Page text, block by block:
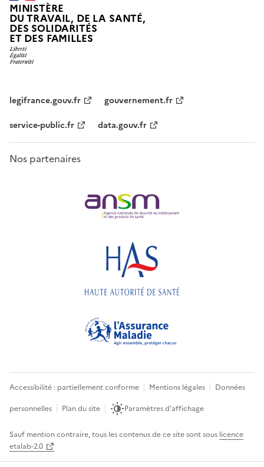
MINISTÈRE
DU TRAVAIL, DE LA SANTÉ,
DES SOLIDARITÉS
ET DES FAMILLES
legifrance.gouv.fr
gouvernement.fr
service-public.fr
data.gouv.fr
Nos partenaires
Accessibilité : partiellement conforme Mentions légales
Données
personnelles
Plan du site Paramètres d'affichage
Sauf mention contraire, tous les contenus de ce site sont sous licence
etalab-2.0